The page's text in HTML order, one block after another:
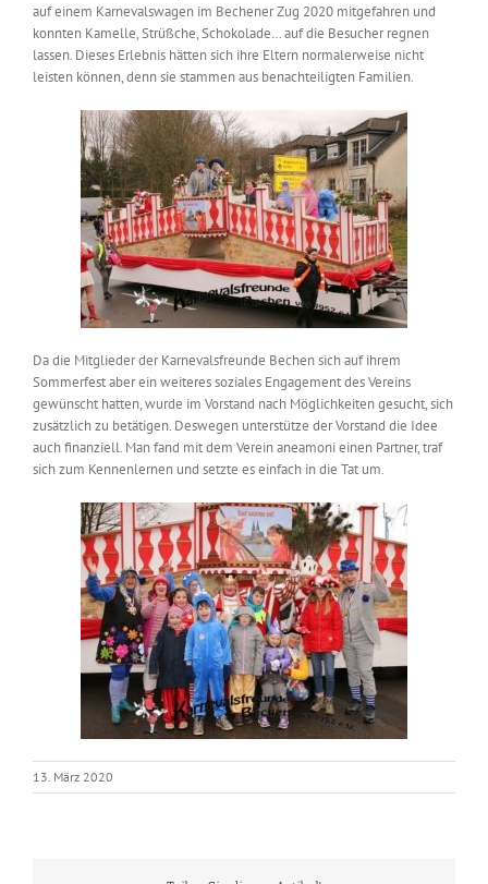
auf einem Karnevalswagen im Bechener Zug 2020 mitgefahren und
konnten Kamelle, Strüßche, Schokolade… auf die Besucher regnen
lassen. Dieses Erlebnis hätten sich ihre Eltern normalerweise nicht
leisten können, denn sie stammen aus benachteiligten Familien.
Da die Mitglieder der Karnevalsfreunde Bechen sich auf ihrem
Sommerfest aber ein weiteres soziales Engagement des Vereins
gewünscht hatten, wurde im Vorstand nach Möglichkeiten gesucht, sich
zusätzlich zu betätigen. Deswegen unterstütze der Vorstand die Idee
auch finanziell. Man fand mit dem Verein aneamoni einen Partner, traf
sich zum Kennenlernen und setzte es einfach in die Tat um.
13. März 2020